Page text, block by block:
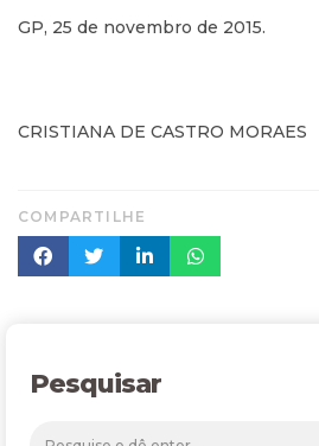
GP, 25 de novembro de 2015.
CRISTIANA DE CASTRO MORAES
COMPARTILHE
Pesquisar